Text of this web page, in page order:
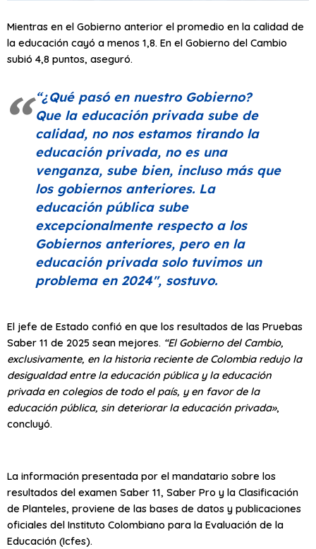
Mientras en el Gobierno anterior el promedio en la calidad de
la educación cayó a menos 1,8. En el Gobierno del Cambio
subió 4,8 puntos, aseguró.
“¿Qué pasó en nuestro Gobierno?
Que la educación privada sube de
calidad, no nos estamos tirando la
educación privada, no es una
venganza, sube bien, incluso más que
los gobiernos anteriores. La
educación pública sube
excepcionalmente respecto a los
Gobiernos anteriores, pero en la
educación privada solo tuvimos un
problema en 2024″, sostuvo.
El jefe de Estado confió en que los resultados de las Pruebas
Saber 11 de 2025 sean mejores. “El Gobierno del Cambio,
exclusivamente, en la historia reciente de Colombia redujo la
desigualdad entre la educación pública y la educación
privada en colegios de todo el país, y en favor de la
educación pública, sin deteriorar la educación privada»,
concluyó.
La información presentada por el mandatario sobre los
resultados del examen Saber 11, Saber Pro y la Clasificación
de Planteles, proviene de las bases de datos y publicaciones
oficiales del Instituto Colombiano para la Evaluación de la
Educación (Icfes).